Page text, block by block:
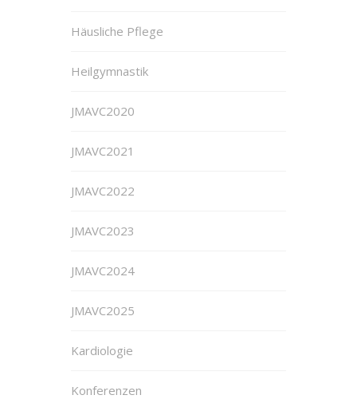
Häusliche Pflege
Heilgymnastik
JMAVC2020
JMAVC2021
JMAVC2022
JMAVC2023
JMAVC2024
JMAVC2025
Kardiologie
Konferenzen